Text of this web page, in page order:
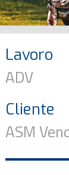
Lavoro
ADV
Cliente
ASM